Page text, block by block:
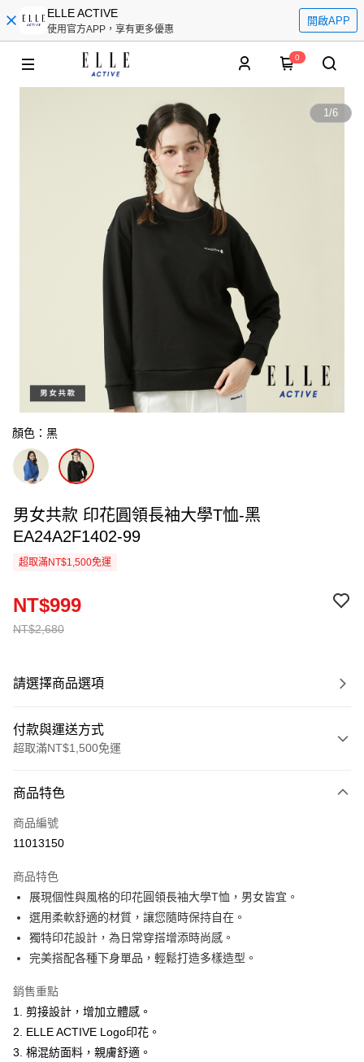
ELLE ACTIVE
使用官方APP，享有更多優惠
開啟APP
0
1/6
顏色：黑
男女共款 印花圓領長袖大學T恤-黑
EA24A2F1402-99
超取滿NT$1,500免運
NT$2,680
NT$999
請選擇商品選項
付款與運送方式
超取滿NT$1,500免運
信用卡一次付款
超商取貨付款
Apple Pay
悠遊付
ATM付款
運送方式
全家取貨付款
每筆NT$60，滿NT$1,500(含以上)免運費
商品特色
商品編號
11013150
商品特色
展現個性與風格的印花圓領長袖大學T恤，男女皆宜。
選用柔軟舒適的材質，讓您隨時保持自在。
獨特印花設計，為日常穿搭增添時尚感。
完美搭配各種下身單品，輕鬆打造多樣造型。
銷售重點
1. 剪接設計，增加立體感。
2. ELLE ACTIVE Logo印花。
3. 棉混紡面料，親膚舒適。